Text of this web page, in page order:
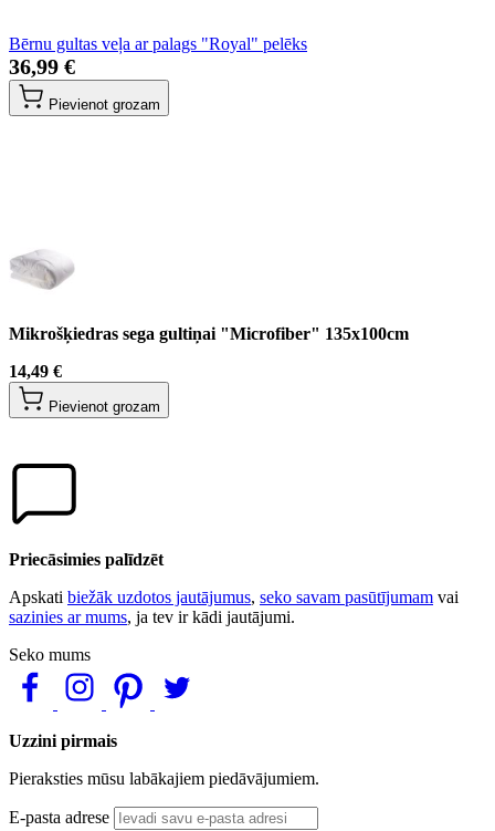
Bērnu gultas veļa ar palags "Royal" pelēks
36,99 €
Pievienot grozam
Mikrošķiedras sega gultiņai "Microfiber" 135x100cm
14,49 €
Pievienot grozam
Priecāsimies palīdzēt
Apskati biežāk uzdotos jautājumus, seko savam pasūtījumam vai
sazinies ar mums, ja tev ir kādi jautājumi.
Seko mums
Uzzini pirmais
Pieraksties mūsu labākajiem piedāvājumiem.
E-pasta adrese